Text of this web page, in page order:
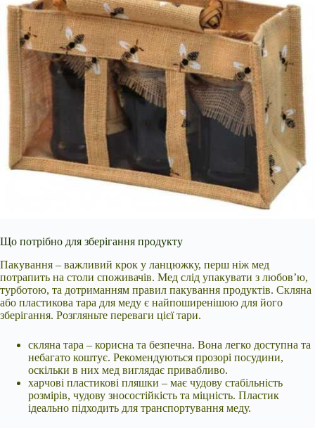
Що потрібно для зберігання продукту
Пакування – важливий крок у ланцюжку, перш ніж мед
потрапить на столи споживачів. Мед слід упакувати з любов’ю,
турботою, та дотриманням правил пакування продуктів. Скляна
або пластикова тара для меду є найпоширенішою для його
зберігання. Розгляньте переваги цієї тари.
скляна тара – корисна та безпечна. Вона легко доступна та
небагато коштує. Рекомендуються прозорі посудини,
оскільки в них мед виглядає привабливо.
харчові пластикові пляшки – має чудову стабільність
розмірів, чудову зносостійкість та міцність. Пластик
ідеально підходить для транспортування меду.